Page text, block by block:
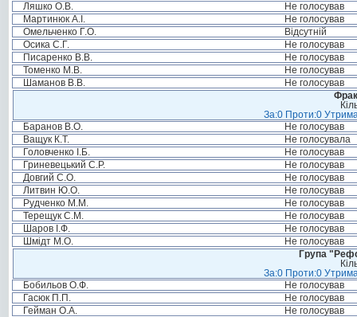
Ляшко О.В.
Не голосував
Мартинюк А.І.
Не голосував
Омельченко Г.О.
Відсутній
Осика С.Г.
Не голосував
Писаренко В.В.
Не голосував
Томенко М.В.
Не голосував
Шаманов В.В.
Не голосував
За:0 Проти:0
Баранов В.О.
Не голосував
Ващук К.Т.
Не голосувала
Головченко І.Б.
Не голосував
Гриневецький С.Р.
Не голосував
Довгий С.О.
Не голосував
Литвин Ю.О.
Не голосував
Рудченко М.М.
Не голосував
Терещук С.М.
Не голосував
Шаров І.Ф.
Не голосував
Шмідт М.О.
Не голосував
Група
За:0 Проти:0
Бобильов О.Ф.
Не голосував
Гасюк П.П.
Не голосував
Гейман О.А.
Не голосував